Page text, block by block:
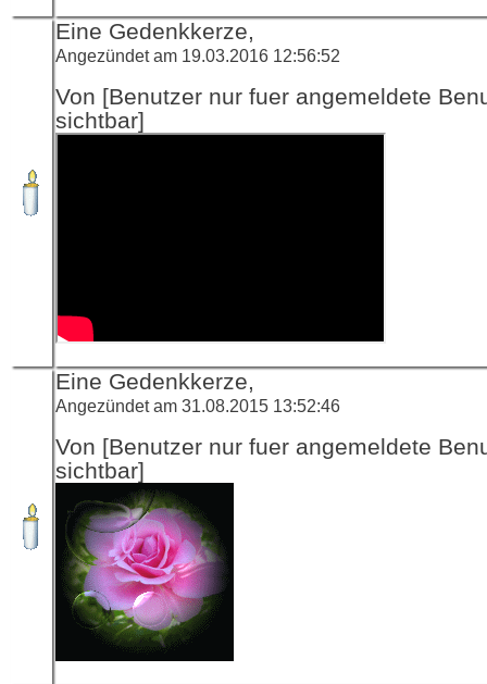
Eine Gedenkkerze,
Angezündet am 19.03.2016 12:56:52
Von [Benutzer nur fuer angemeldete
sichtbar]
Eine Gedenkkerze,
Angezündet am 31.08.2015 13:52:46
Von [Benutzer nur fuer angemeldete
sichtbar]